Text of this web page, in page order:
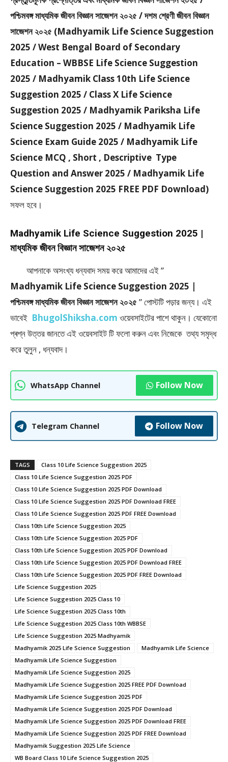
পশ্চিমবঙ্গ মাধ্যমিক জীবন বিজ্ঞান সাজেশন ২০২৫ / দশম শ্রেণী জীবন বিজ্ঞান
সাজেশন ২০২৫ (Madhyamik Life Science Suggestion
2025 / West Bengal Board of Secondary
Education – WBBSE Life Science Suggestion
2025 / Madhyamik Class 10th Life Science
Suggestion 2025 / Class X Life Science
Suggestion 2025 / Madhyamik Pariksha Life
Science Suggestion 2025 / Madhyamik Life
Science Exam Guide 2025 / Madhyamik Life
Science MCQ , Short , Descriptive Type
Question and Answer 2025 / Madhyamik Life
Science Suggestion 2025 FREE PDF Download)
সফল হবে।
Madhyamik Life Science Suggestion 2025 |
মাধ্যমিক জীবন বিজ্ঞান সাজেশন ২০২৫
আপনাকে অসংখ্য ধন্যবাদ সময় করে আমাদের এই ”
Madhyamik Life Science Suggestion 2025 |
পশ্চিমবঙ্গ মাধ্যমিক জীবন বিজ্ঞান সাজেশন ২০২৫ ” পােস্টটি পড়ার জন্য। এই
ভাবেই BhugolShiksha.com ওয়েবসাইটের পাশে থাকুন। যেকোনো
প্ৰশ্ন উত্তর জানতে এই ওয়েবসাইট টি ফলাে করুন এবং নিজেকে তথ্য সমৃদ্ধ
করে তুলুন , ধন্যবাদ।
WhatsApp Channel Follow Now
Telegram Channel Follow Now
TAGS
Class 10 Life Science Suggestion 2025
Class 10 Life Science Suggestion 2025 PDF
Class 10 Life Science Suggestion 2025 PDF Download
Class 10 Life Science Suggestion 2025 PDF Download FREE
Class 10 Life Science Suggestion 2025 PDF FREE Download
Class 10th Life Science Suggestion 2025
Class 10th Life Science Suggestion 2025 PDF
Class 10th Life Science Suggestion 2025 PDF Download
Class 10th Life Science Suggestion 2025 PDF Download FREE
Class 10th Life Science Suggestion 2025 PDF FREE Download
Life Science Suggestion 2025
Life Science Suggestion 2025 Class 10
Life Science Suggestion 2025 Class 10th
Life Science Suggestion 2025 Class 10th WBBSE
Life Science Suggestion 2025 Madhyamik
Madhyamik 2025 Life Science Suggestion
Madhyamik Life Science
Madhyamik Life Science Suggestion
Madhyamik Life Science Suggestion 2025
Madhyamik Life Science Suggestion 2025 FREE PDF Download
Madhyamik Life Science Suggestion 2025 PDF
Madhyamik Life Science Suggestion 2025 PDF Download
Madhyamik Life Science Suggestion 2025 PDF Download FREE
Madhyamik Life Science Suggestion 2025 PDF FREE Download
Madhyamik Suggestion 2025 Life Science
WB Board Class 10 Life Science Suggestion 2025